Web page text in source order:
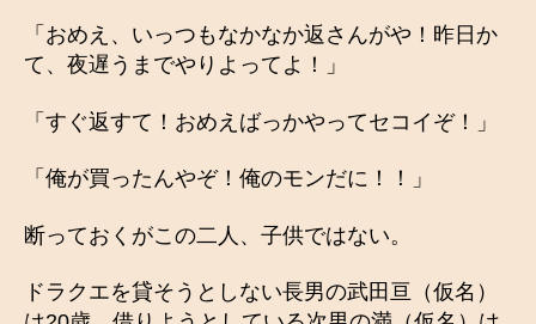
「おめえ、いっつもなかなか返さんがや！昨日か
て、夜遅うまでやりよってよ！」
「すぐ返すて！おめえばっかやってセコイぞ！」
「俺が買ったんやぞ！俺のモンだに！！」
断っておくがこの二人、子供ではない。
ドラクエを貸そうとしない長男の武田亘（仮名）